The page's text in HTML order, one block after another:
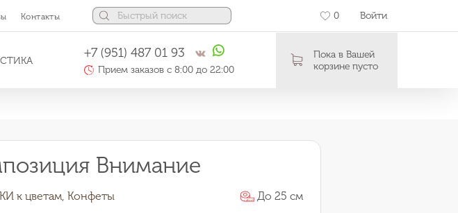
Контакты 0 Войти
+7 (951) 487 01 93
Прием заказов с 8:00 до 22:00
Пока в Вашей
корзине пусто
Внимание
к цветам, Конфеты До 25 см